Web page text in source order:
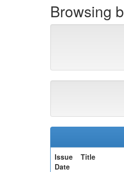
Browsing
Issue
Date
Title